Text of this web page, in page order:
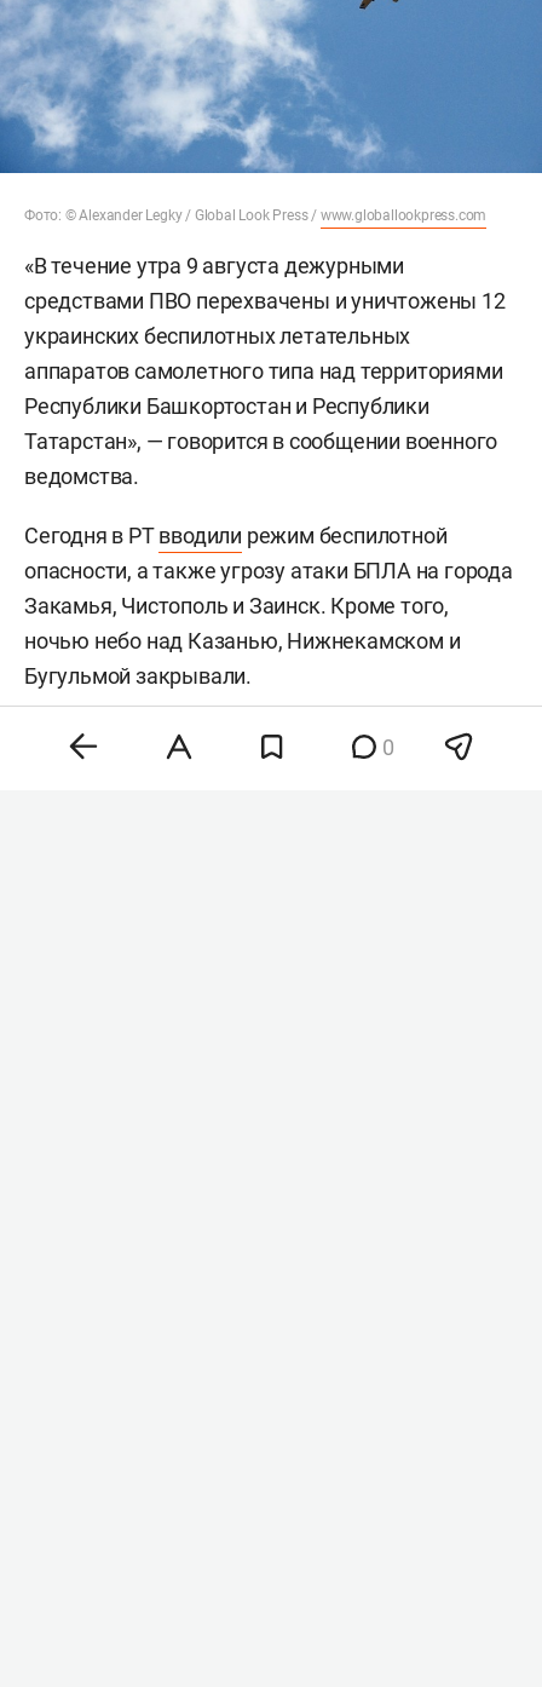
Фото: © Alexander Legky / Global Look Press / www.globallookpress.com
«В течение утра 9 августа дежурными
средствами ПВО перехвачены и уничтожены 12
украинских беспилотных летательных
аппаратов самолетного типа над территориями
Республики Башкортостан и Республики
Татарстан», — говорится в сообщении военного
ведомства.
Сегодня в РТвводили режим беспилотной
опасности, а также угрозу атаки БПЛА на города
Закамья, Чистополь и Заинск. Кроме того,
ночью небо над Казанью, Нижнекамском и
Бугульмой закрывали.
Позже в минобороны сообщили
, что в течение
0